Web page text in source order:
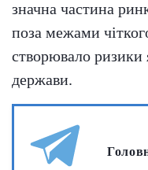
значна частина
поза межами
створювало ризики
держави.